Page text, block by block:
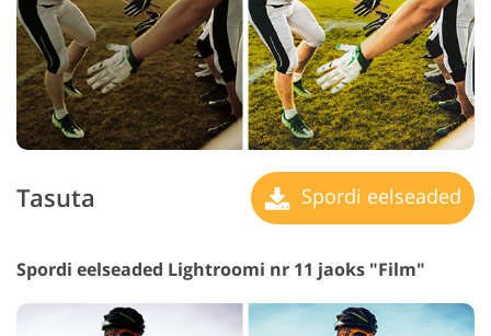
Tasuta Spordi eelseaded
Spordi eelseaded Lightroomi nr 11 jaoks "Film"